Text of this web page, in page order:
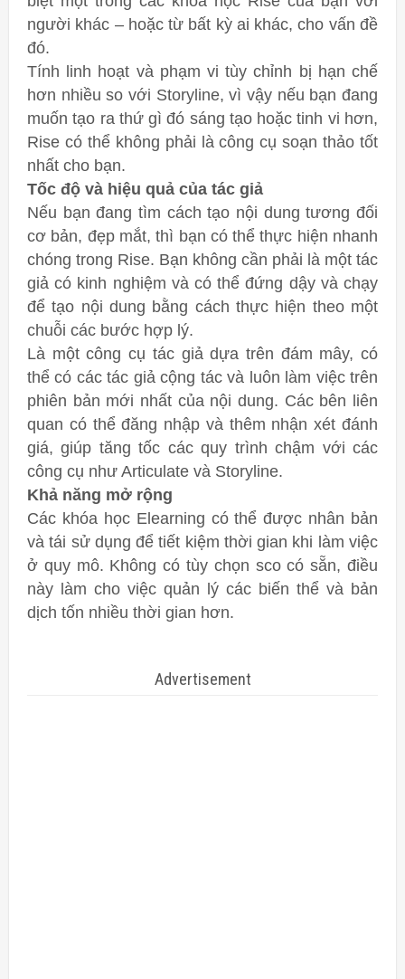
người khác – hoặc từ bất kỳ ai khác, cho vấn đề
đó.
Tính linh hoạt và phạm vi tùy chỉnh bị hạn chế
hơn nhiều so với Storyline, vì vậy nếu bạn đang
muốn tạo ra thứ gì đó sáng tạo hoặc tinh vi hơn,
Rise có thể không phải là công cụ soạn thảo tốt
nhất cho bạn.
Tốc độ và hiệu quả của tác giả
Nếu bạn đang tìm cách tạo nội dung tương đối
cơ bản, đẹp mắt, thì bạn có thể thực hiện nhanh
chóng trong Rise. Bạn không cần phải là một tác
giả có kinh nghiệm và có thể đứng dậy và chạy
để tạo nội dung bằng cách thực hiện theo một
chuỗi các bước hợp lý.
Là một công cụ tác giả dựa trên đám mây, có
thể có các tác giả cộng tác và luôn làm việc trên
phiên bản mới nhất của nội dung. Các bên liên
quan có thể đăng nhập và thêm nhận xét đánh
giá, giúp tăng tốc các quy trình chậm với các
công cụ như Articulate và Storyline.
Khả năng mở rộng
Các khóa học Elearning có thể được nhân bản
và tái sử dụng để tiết kiệm thời gian khi làm việc
ở quy mô. Không có tùy chọn sco có sẵn, điều
này làm cho việc quản lý các biến thể và bản
dịch tốn nhiều thời gian hơn.
Advertisement